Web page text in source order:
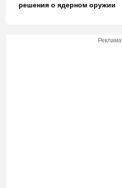
решения о ядерном оружии
Реклама